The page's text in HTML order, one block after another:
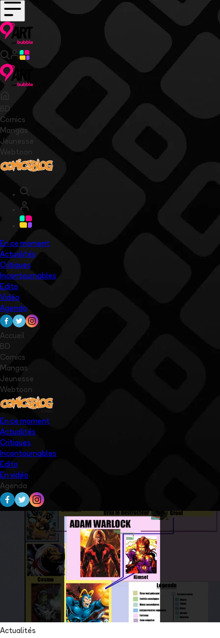
BD
Comics
Mangas
Jeunesse
Webtoon
En ce moment
Actualités
Critiques
Incontournables
Edito
Vidéo
Agenda
Accueil
BD
Comics
Mangas
Jeunesse
Webtoon
En ce moment
Actualités
Critiques
Incontournables
Edito
En vidéo
Agenda
Actualités